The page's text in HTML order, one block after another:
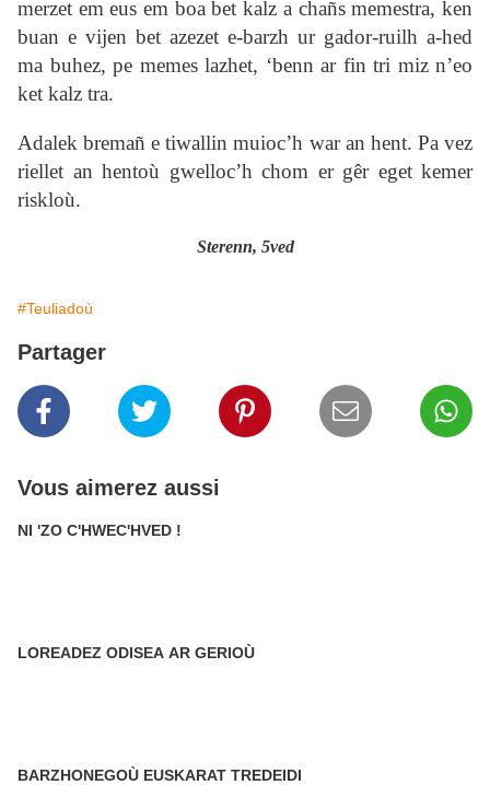
merzet em eus em boa bet kalz a chañs memestra, ken
buan e vijen bet azezet e-barzh ur gador-ruilh a-hed
ma buhez, pe memes lazhet, ‘benn ar fin tri miz n’eo
ket kalz tra.
Adalek bremañ e tiwallin muioc’h war an hent. Pa vez
riellet an hentoù gwelloc’h chom er gêr eget kemer
riskloù.
Sterenn, 5ved
#Teuliadoù
Partager
Vous aimerez aussi
NI 'ZO C'HWEC'HVED !
LOREADEZ ODISEA AR GERIOÙ
BARZHONEGOÙ EUSKARAT TREDEIDI